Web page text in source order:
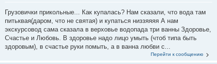
Грузовички прикольные... Как купалась? Нам сказали, что вода там
питьквая(даром, что не святая) и купаться низзяяяя А нам
экскурсовод сама сказала в верховье водопада три ванны Здоровье,
Счастье и Любовь. В здоровье надо лицо умыть (чтоб типа быть
здоровым), в счастье руки помыть, а в ванна любви с...
Перейти к сообщению